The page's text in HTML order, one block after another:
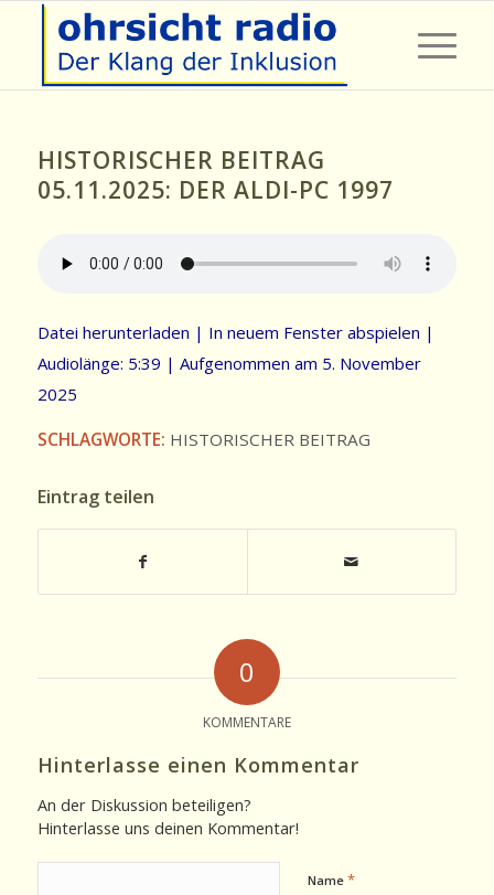
HISTORISCHER BEITRAG
05.11.2025: DER ALDI-PC 1997
Datei herunterladen | In neuem Fenster abspielen |
Audiolänge: 5:39 | Aufgenommen am 5. November
2025
SCHLAGWORTE: HISTORISCHER BEITRAG
Eintrag teilen
0
KOMMENTARE
Hinterlasse einen Kommentar
An der Diskussion beteiligen?
Hinterlasse uns deinen Kommentar!
Name *